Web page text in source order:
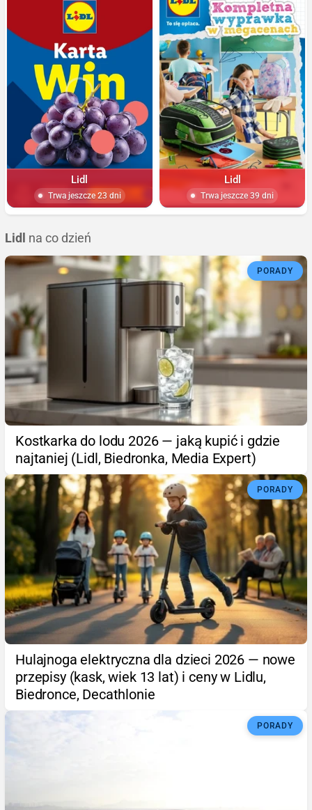
Lidl
Trwa jeszcze 23 dni
Lidl
Trwa jeszcze 39 dni
Lidl na co dzień
PORADY
Kostkarka do lodu 2026 — jaką kupić i gdzie
najtaniej (Lidl, Biedronka, Media Expert)
PORADY
Hulajnoga elektryczna dla dzieci 2026 — nowe
przepisy (kask, wiek 13 lat) i ceny w Lidlu,
Biedronce, Decathlonie
PORADY